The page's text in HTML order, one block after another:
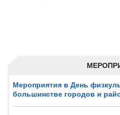
Мероприятия в День
большинстве городов и